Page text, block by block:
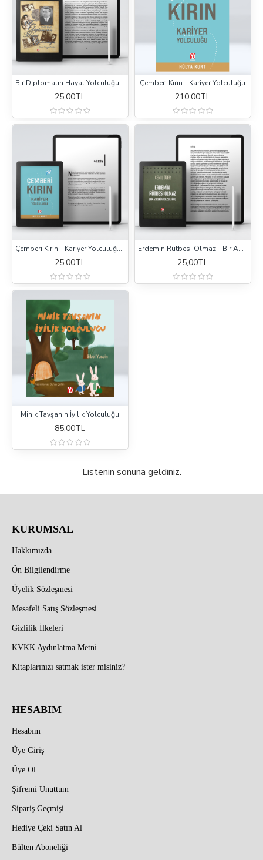
Bir Diplomatın Hayat Yolculuğu (E-Kitap)
25,00TL
Çemberi Kırın - Kariyer Yolculuğu
210,00TL
Çemberi Kırın - Kariyer Yolculuğu (e-kitap)
25,00TL
Erdemin Rütbesi Olmaz - Bir Askerin Yolculuğu (e-Kitap)
25,00TL
Minik Tavşanın İyilik Yolculuğu
85,00TL
Listenin sonuna geldiniz.
KURUMSAL
Hakkımızda
Ön Bilgilendirme
Üyelik Sözleşmesi
Mesafeli Satış Sözleşmesi
Gizlilik İlkeleri
KVKK Aydınlatma Metni
Kitaplarınızı satmak ister misiniz?
HESABIM
Hesabım
Üye Giriş
Üye Ol
Şifremi Unuttum
Sipariş Geçmişi
Hediye Çeki Satın Al
Bülten Aboneliği